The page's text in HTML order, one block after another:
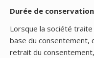
Durée de conservation
Lorsque la société
base du consentement,
retrait du